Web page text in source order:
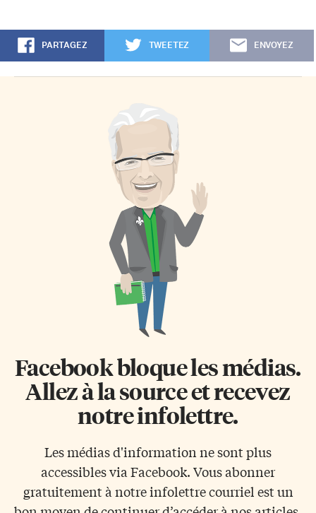
PARTAGEZ TWEETEZ ENVOYEZ
Facebook bloque les médias.
Allez à la source et recevez
notre infolettre.
Les médias d'information ne sont plus
accessibles via Facebook. Vous abonner
gratuitement à notre infolettre courriel est un